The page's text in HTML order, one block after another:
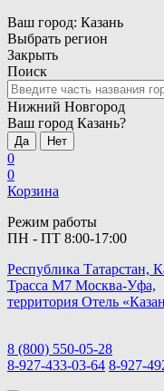
Ваш город: Казань
Выбрать регион
Закрыть
Поиск
Нижний Новгород
Ваш город Казань?
Да Нет
0
0
Корзина
Режим работы
ПН - ПТ 8:00-17:00
Республика Татарстан,
Трасса М7 Москва-Уфа,
территория Отель
8 (800) 550-05-28
8-927-433-03-64 8-927-